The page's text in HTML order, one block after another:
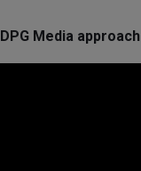
Media